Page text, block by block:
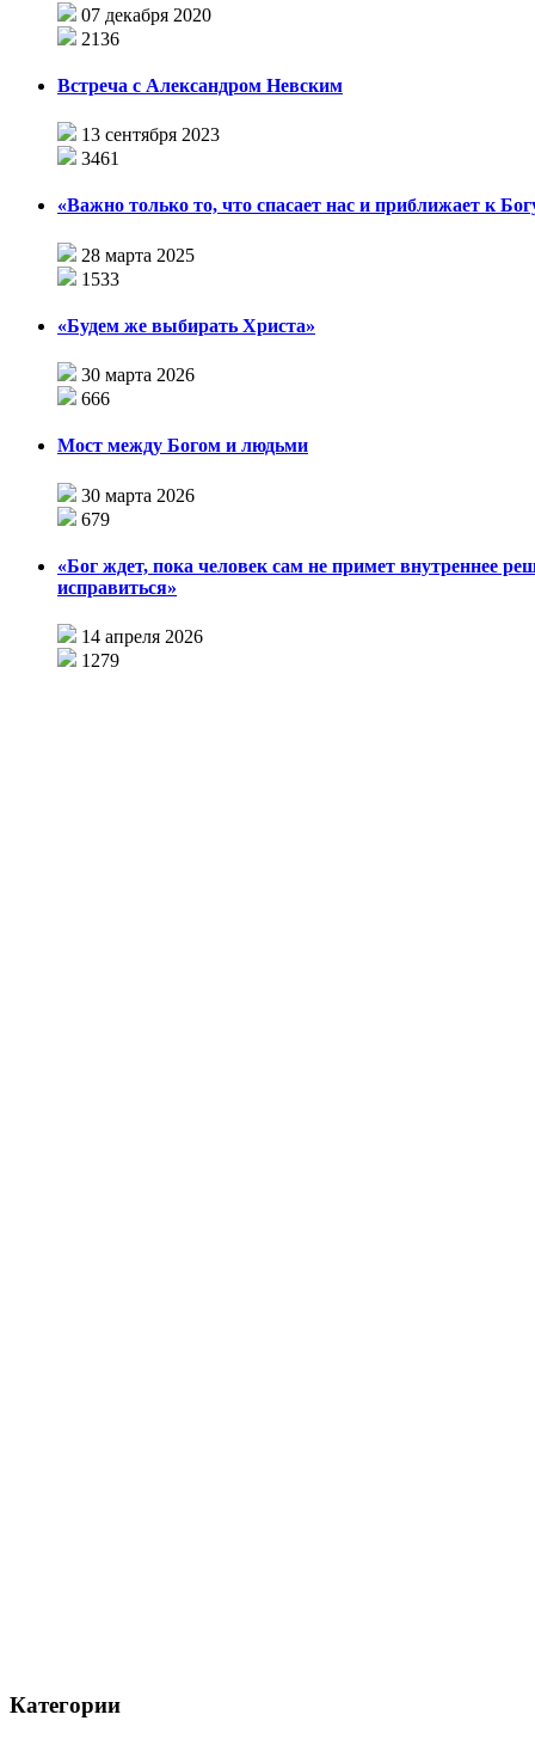
07 декабря 2020
2136
Встреча с Александром Невским
13 сентября 2023
3461
«Важно только то, что спасает нас и приближает к
28 марта 2025
1533
«Будем же выбирать Христа»
30 марта 2026
666
Мост между Богом и людьми
30 марта 2026
679
«Бог ждет, пока человек сам не примет внутреннее
исправиться»
14 апреля 2026
1279
Категории